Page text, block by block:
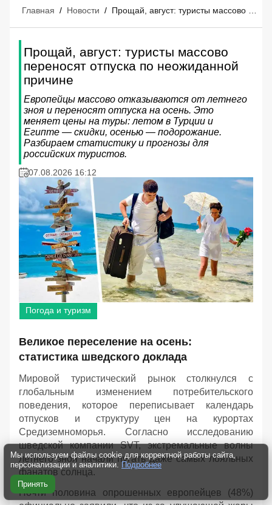
Главная / Новости /
Прощай, август: туристы массово
переносят отпуска по неожиданной
причине
Европейцы массово отказываются от летнего
зноя и переносят отпуска на осень. Это
меняет цены на туры: летом в Турции и
Египте — скидки, осенью — подорожание.
Разбираем статистику и прогнозы для
российских туристов.
07.08.2026 16:12
Погода и туризм
Великое переселение на осень:
статистика шведского доклада
Мировой туристический рынок столкнулся с
глобальным изменением потребительского
поведения, которое переписывает календарь
отпусков и структуру цен на курортах
Средиземноморья. Согласно исследованию
шведской компании SVT, экстремальные волны
летнего зноя начали пугать даже самых лояльных
фанатов солнца.
Почти половина опрошенных европейцев (48%)
Мы используем файлы cookie для корректной работы сайта,
персонализации и аналитики. Подробнее
Принять